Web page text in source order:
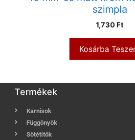
szimpla
1,730 Ft
Kosárba
Termékek
Karnisok
Függönyök
Sötétítők